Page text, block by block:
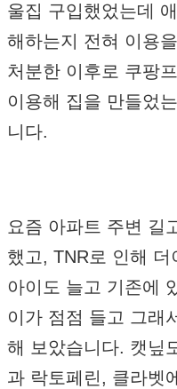
울집 구입했었는데
해하는지 전혀 이용
처분한 이후로 쿠팡
이용해 집을 만들었
니다.
요즘 아파트 주변 길
했고, TNR로 인해
아이도 늘고 기존에
이가 점점 들고 그래
해 보았습니다. 캣닢
과 락토페린, 클라벳